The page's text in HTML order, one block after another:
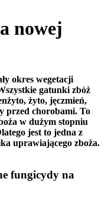
nowej
okres wegetacji
gatunki zbóż
żyto, jęczmień,
przed chorobami. To
w dużym stopniu
jest to jedna z
uprawiającego zboża.
fungicydy na